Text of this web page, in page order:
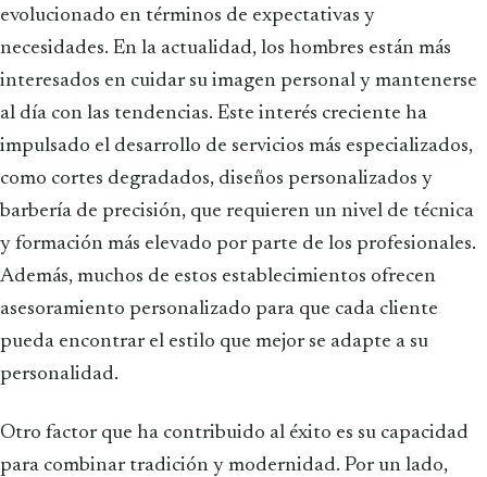
evolucionado en términos de expectativas y
necesidades. En la actualidad, los hombres están más
interesados en cuidar su imagen personal y mantenerse
al día con las tendencias. Este interés creciente ha
impulsado el desarrollo de servicios más especializados,
como cortes degradados, diseños personalizados y
barbería de precisión, que requieren un nivel de técnica
y formación más elevado por parte de los profesionales.
Además, muchos de estos establecimientos ofrecen
asesoramiento personalizado para que cada cliente
pueda encontrar el estilo que mejor se adapte a su
personalidad.
Otro factor que ha contribuido al éxito es su capacidad
para combinar tradición y modernidad. Por un lado,